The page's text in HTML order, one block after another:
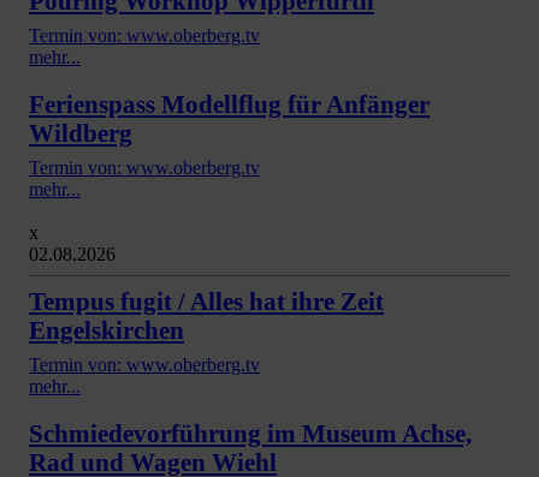
Termin von: www.oberberg.tv
mehr...
Ferienspass Modellflug für Anfänger
Wildberg
Termin von: www.oberberg.tv
mehr...
x
02.08.2026
Tempus fugit / Alles hat ihre Zeit
Engelskirchen
Termin von: www.oberberg.tv
mehr...
Schmiedevorführung im Museum Achse,
Rad und Wagen Wiehl